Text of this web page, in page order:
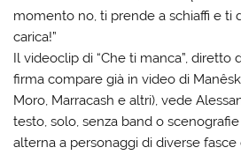
momento no, ti prende a schiaffi e ti
carica!”
Il videoclip di “Che ti manca”, diretto
firma compare già in video di
Moro, Marracash e altri), vede
testo, solo, senza band o
alterna a personaggi di diverse fasce